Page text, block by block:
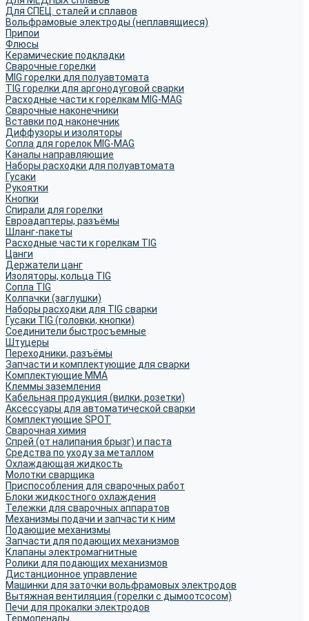
Для СПЕЦ. сталей и сплавов
Вольфрамовые электроды (неплавящиеся)
Припои
Флюсы
Керамические подкладки
Сварочные горелки
MIG горелки для полуавтомата
TIG горелки для аргонодуговой сварки
Расходные части к горелкам MIG-MAG
Сварочные наконечники
Вставки под наконечник
Диффузоры и изоляторы
Сопла для горелок MIG-MAG
Каналы направляющие
Наборы расходки для полуавтомата
Гусаки
Рукоятки
Кнопки
Спирали для горелки
Евроадаптеры, разъёмы
Шланг-пакеты
Расходные части к горелкам TIG
Цанги
Держатели цанг
Изоляторы, кольца TIG
Сопла TIG
Колпачки (заглушки)
Наборы расходки для TIG сварки
Гусаки TIG (головки, кнопки)
Соединители быстросъемные
Штуцеры
Переходники, разъёмы
Запчасти и комплектующие для сварки
Комплектующие ММА
Клеммы заземления
Кабельная продукция (вилки, розетки)
Аксессуары для автоматической сварки
Комплектующие SPOT
Сварочная химия
Спрей (от налипания брызг) и паста
Средства по уходу за металлом
Охлаждающая жидкость
Молотки сварщика
Приспособления для сварочных работ
Блоки жидкостного охлаждения
Тележки для сварочных аппаратов
Механизмы подачи и запчасти к ним
Подающие механизмы
Запчасти для подающих механизмов
Клапаны электромагнитные
Ролики для подающих механизмов
Дистанционное управление
Машинки для заточки вольфрамовых электродов
Вытяжная вентиляция (горелки с дымоотсосом)
Печи для прокалки электродов
Термопеналы